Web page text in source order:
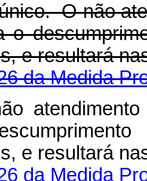
O não
o
e resultará
da Medida
e resultará
da Medida